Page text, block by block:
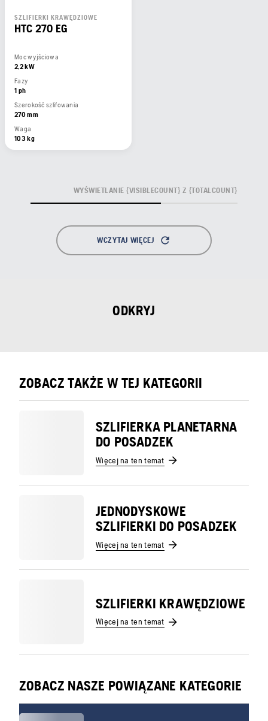
SZLIFIERKI KRAWĘDZIOWE
HTC 270 EG
Moc wyjściowa
2,2 kW
Fazy
1 ph
Szerokość szlifowania
270 mm
Waga
103 kg
WCZYTAJ WIĘCEJ
WYŚWIETLANIE {VISIBLECOUNT} Z {TOTALCOUNT}
ODKRYJ
ZOBACZ TAKŻE W TEJ KATEGORII
SZLIFIERKA PLANETARNA
DO POSADZEK
Więcej na ten temat
JEDNODYSKOWE
SZLIFIERKI DO POSADZEK
Więcej na ten temat
SZLIFIERKI KRAWĘDZIOWE
Więcej na ten temat
ZOBACZ NASZE POWIĄZANE KATEGORIE